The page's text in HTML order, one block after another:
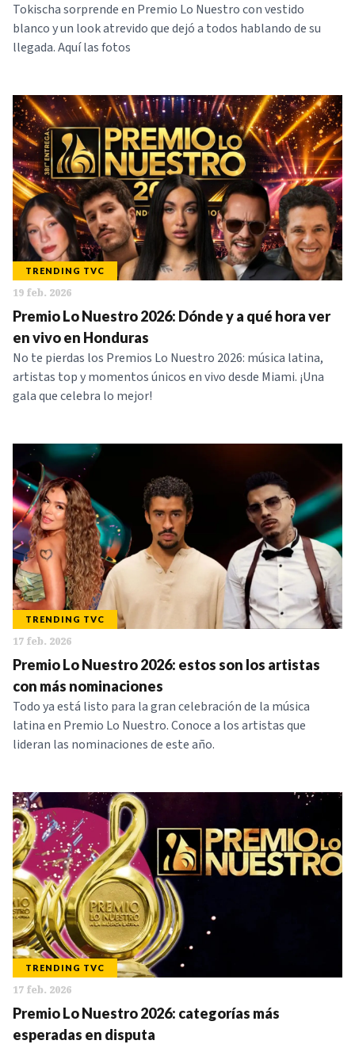
Tokischa sorprende en Premio Lo Nuestro con vestido
blanco y un look atrevido que dejó a todos hablando de su
llegada. Aquí las fotos
TRENDING TVC
19 feb. 2026
Premio Lo Nuestro 2026: Dónde y a qué hora ver
en vivo en Honduras
No te pierdas los Premios Lo Nuestro 2026: música latina,
artistas top y momentos únicos en vivo desde Miami. ¡Una
gala que celebra lo mejor!
TRENDING TVC
17 feb. 2026
Premio Lo Nuestro 2026: estos son los artistas
con más nominaciones
Todo ya está listo para la gran celebración de la música
latina en Premio Lo Nuestro. Conoce a los artistas que
lideran las nominaciones de este año.
TRENDING TVC
17 feb. 2026
Premio Lo Nuestro 2026: categorías más
esperadas en disputa